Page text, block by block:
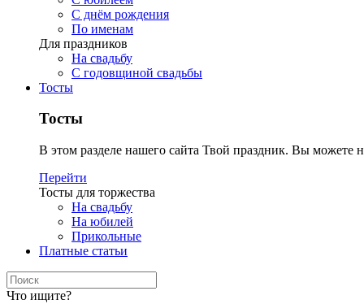
С днём рождения
По именам
Для праздников
На свадьбу
С годовщиной свадьбы
Тосты
Тосты
В этом разделе нашего сайта Твой праздник. Вы можете
Перейти
Тосты для торжества
На свадьбу
На юбилей
Прикольные
Платные статьи
Что ищите?